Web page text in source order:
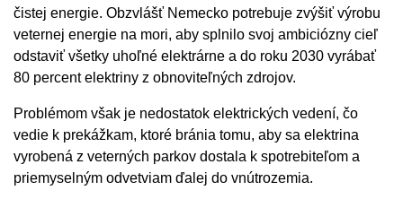
čistej energie. Obzvlášť Nemecko potrebuje zvýšiť výrobu
veternej energie na mori, aby splnilo svoj ambiciózny cieľ
odstaviť všetky uhoľné elektrárne a do roku 2030 vyrábať
80 percent elektriny z obnoviteľných zdrojov.
Problémom však je nedostatok elektrických vedení, čo
vedie k prekážkam, ktoré bránia tomu, aby sa elektrina
vyrobená z veterných parkov dostala k spotrebiteľom a
priemyselným odvetviam ďalej do vnútrozemia.